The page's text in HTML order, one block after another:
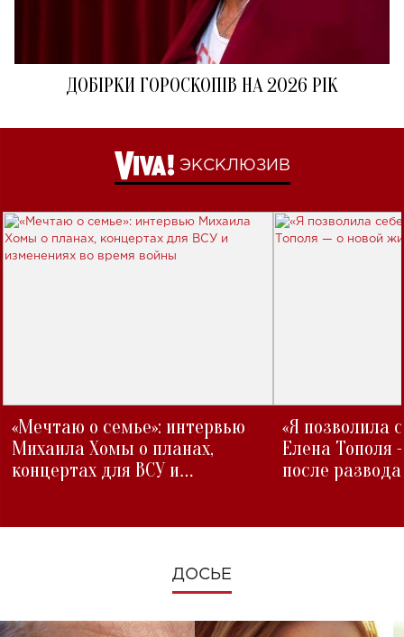
ДОБІРКИ ГОРОСКОПІВ НА 2026 РІК
ЭКСКЛЮЗИВ
«Мечтаю о семье»: интервью
Михаила Хомы о планах,
концертах для ВСУ и
«Я позволила
Елена Тополя
после развода
ДОСЬЕ